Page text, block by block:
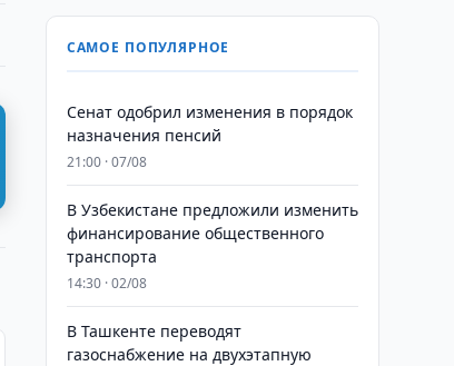
САМОЕ ПОПУЛЯРНОЕ
Сенат одобрил изменения в порядок
назначения пенсий
21:00 · 07/08
В Узбекистане предложили изменить
финансирование общественного
транспорта
14:30 · 02/08
В Ташкенте переводят
газоснабжение на двухэтапную